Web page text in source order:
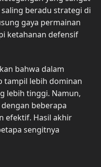
beradu strategi di
gaya permainan
ketahanan defensif
bahwa dalam
tampil lebih dominan
lebih tinggi. Namun,
beberapa
efektif. Hasil akhir
sengitnya